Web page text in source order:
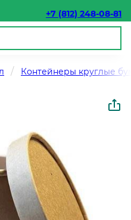
+7 (812) 248-08-81
Контейнеры круглые